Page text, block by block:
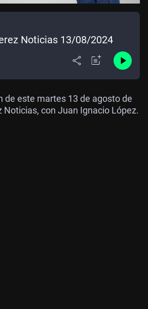
Noticias 13/08/2024
de este martes 13 de agosto de
Noticias, con Juan Ignacio López.